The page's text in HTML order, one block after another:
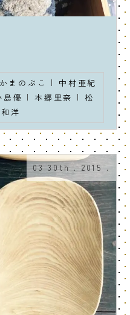
まのぶこ | 中村亜紀
島優 |本郷里奈 | 松
洋
03 30th . 2015 .